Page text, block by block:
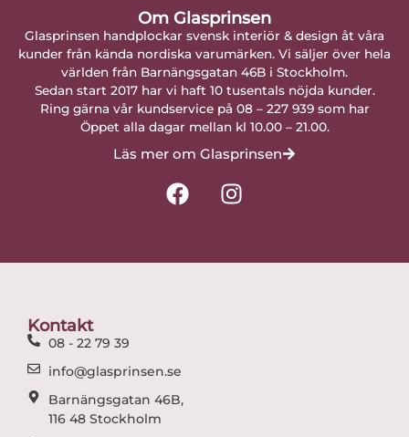
Om Glasprinsen
Glasprinsen handplockar svensk interiör & design åt våra
kunder från kända nordiska varumärken. Vi säljer över hela
världen från Barnängsgatan 46B i Stockholm.
Sedan start 2017 har vi haft 10 tusentals nöjda kunder.
Ring gärna vår kundservice på 08 – 227 939 som har
Öppet alla dagar mellan kl 10.00 – 21.00.
Läs mer om Glasprinsen
F
a
I
n
Kontakt
08 - 22 79 39
info@glasprinsen.se
Barnängsgatan 46B,
116 48 Stockholm